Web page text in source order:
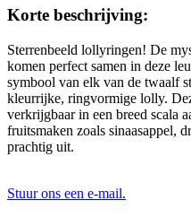
Korte beschrijving:
Sterrenbeeld lollyringen! De
komen perfect samen in deze
symbool van elk van de twaalf
kleurrijke, ringvormige lolly.
verkrijgbaar in een breed scala
fruitsmaken zoals sinaasappel,
prachtig uit.
Stuur ons een e-mail.